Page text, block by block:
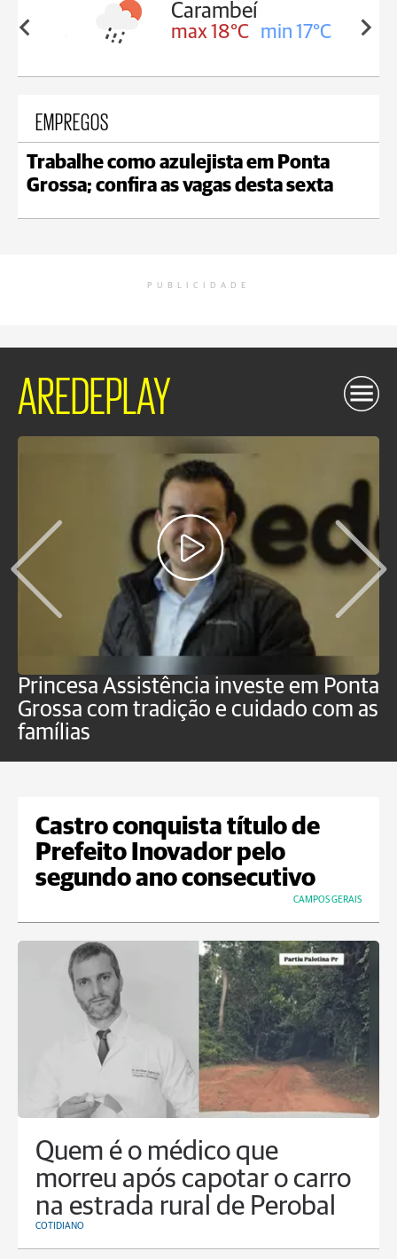
18°C
Carambeí
max 18°C min 17°C
EMPREGOS
Trabalhe como azulejista em Ponta
Grossa; confira as vagas desta sexta
PUBLICIDADE
AREDEPLAY
Princesa Assistência investe em Ponta
Grossa com tradição e cuidado com as
famílias
Castro conquista título de
Prefeito Inovador pelo
segundo ano consecutivo
CAMPOS GERAIS
Quem é o médico que
morreu após capotar o carro
na estrada rural de Perobal
COTIDIANO